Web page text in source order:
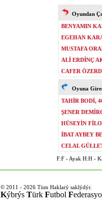
Oyundan
BENYAMIN
EGEHAN
MUSTAFA
ALİ ERDİNÇ
CAFER
Oyuna
TAHİR BODİ,
ŞENER
HÜSEYİN
İBAT AYBEY
CELAL
F:F - Ayak H:H -
© 2011 - 2026 Tüm Haklarý saklýdýr.
Kýbrýs Türk Futbol F